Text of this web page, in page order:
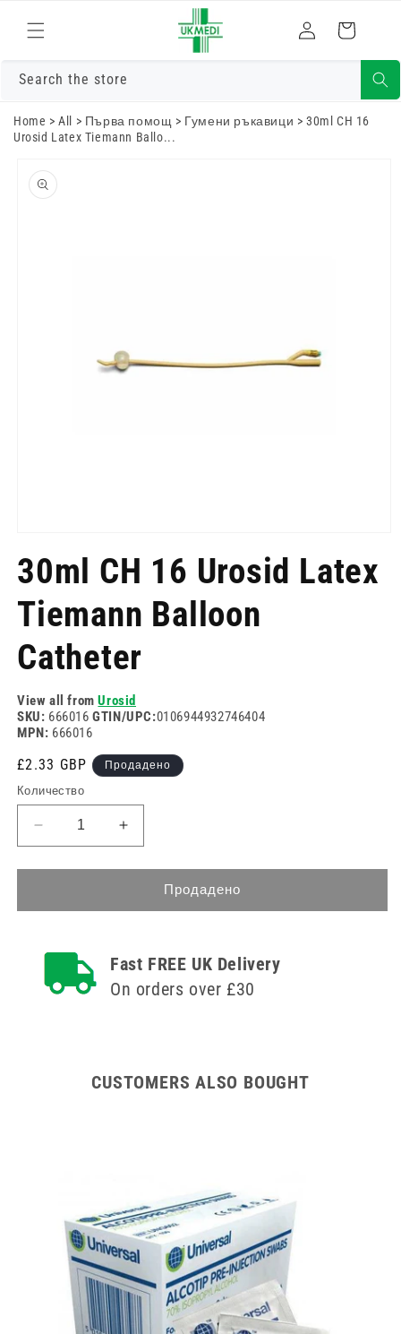
към
съдържанието
Влизам Количка
Search the store
Home >All > Първа помощ > Гумени ръкавици >30ml CH 16
Urosid Latex Tiemann Ballo...
информацията
за продукта
1
в
режим
30ml CH 16 Urosid Latex
Tiemann Balloon
Catheter
View all fromUrosid
SKU: 666016GTIN/UPC:0106944932746404
MPN: 666016
Редовна
цена
£2.33 GBP Продадено
Количество
Намаляване
на
количеството
30ml
Urosid
Latex
Увеличете
количеството
за
CH
Latex
Tiemann
Продадено
Fast FREE UK Delivery
On orders over £30
CUSTOMERS ALSO BOUGHT